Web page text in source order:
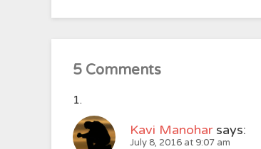
5 Comments
Kavi Manohar says:
July 8, 2016 at 9:07 am